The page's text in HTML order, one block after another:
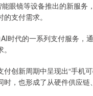
能眼镜等设备推出的新服
支付需求。
时代的一系列支付服务，
创新周期中呈现出“手机
时，也形成了从硬件供应